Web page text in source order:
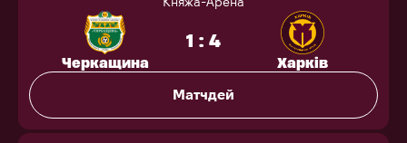
Черкащина
1 : 4
Харків
Матчдей